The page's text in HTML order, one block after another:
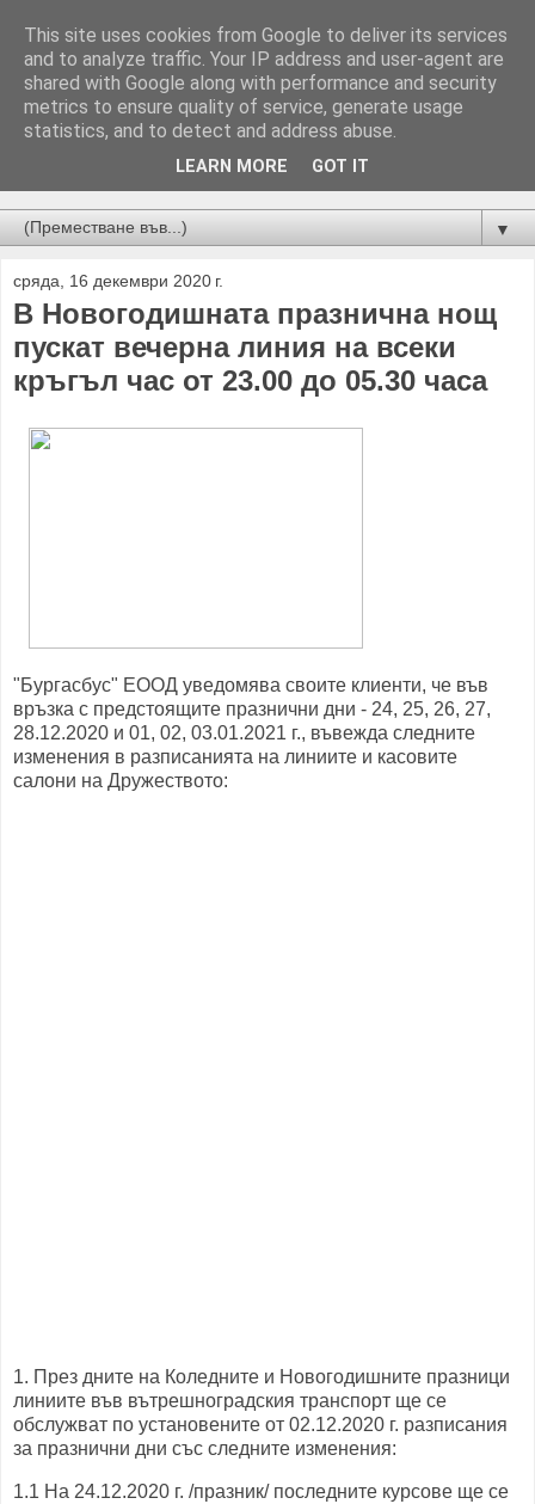
Новини от Бургас, страната и света!
▼
сряда, 16 декември 2020 г.
В Новогодишната празнична нощ
пускат вечерна линия на всеки
кръгъл час от 23.00 до 05.30 часа
"Бургасбус" ЕООД уведомява своите клиенти, че във
връзка с предстоящите празнични дни - 24, 25, 26, 27,
28.12.2020 и 01, 02, 03.01.2021 г., въвежда следните
изменения в разписанията на линиите и касовите
салони на Дружеството:
1. През дните на Коледните и Новогодишните празници
линиите във вътрешноградския транспорт ще се
обслужват по установените от 02.12.2020 г. разписания
за празнични дни със следните изменения:
1.1 На 24.12.2020 г. /празник/ последните курсове ще се
This site uses cookies from Google to deliver its services
and to analyze traffic. Your IP address and user-agent are
shared with Google along with performance and security
metrics to ensure quality of service, generate usage
statistics, and to detect and address abuse.
LEARN MORE GOT IT